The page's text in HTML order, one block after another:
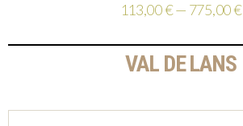
113,00 € — 775,00 €
VAL DE LANS